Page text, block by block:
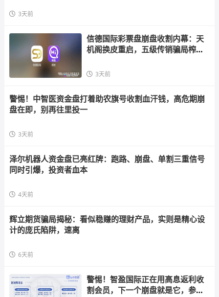
3天前
信德国际彩票盘崩盘收割内幕：天
机阁换皮重启，五级传销骗局榨干
3天前
警惕！中智医资金盘打着助农旗号收割血汗钱，高危期崩
盘在即，别再往里投一
3天前
泽尔机器人资金盘已亮红牌：跑路、崩盘、单割三重信号
同时引爆，投资者血本
4天前
辉立期货骗局揭秘：看似稳赚的理财产品，实则是精心设
计的庞氏陷阱，速离
6天前
警惕！智盈国际正在用高息返利收
割会员，下一个崩盘就是它，参与